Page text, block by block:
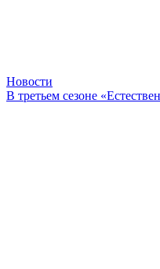
Новости
В третьем сезоне